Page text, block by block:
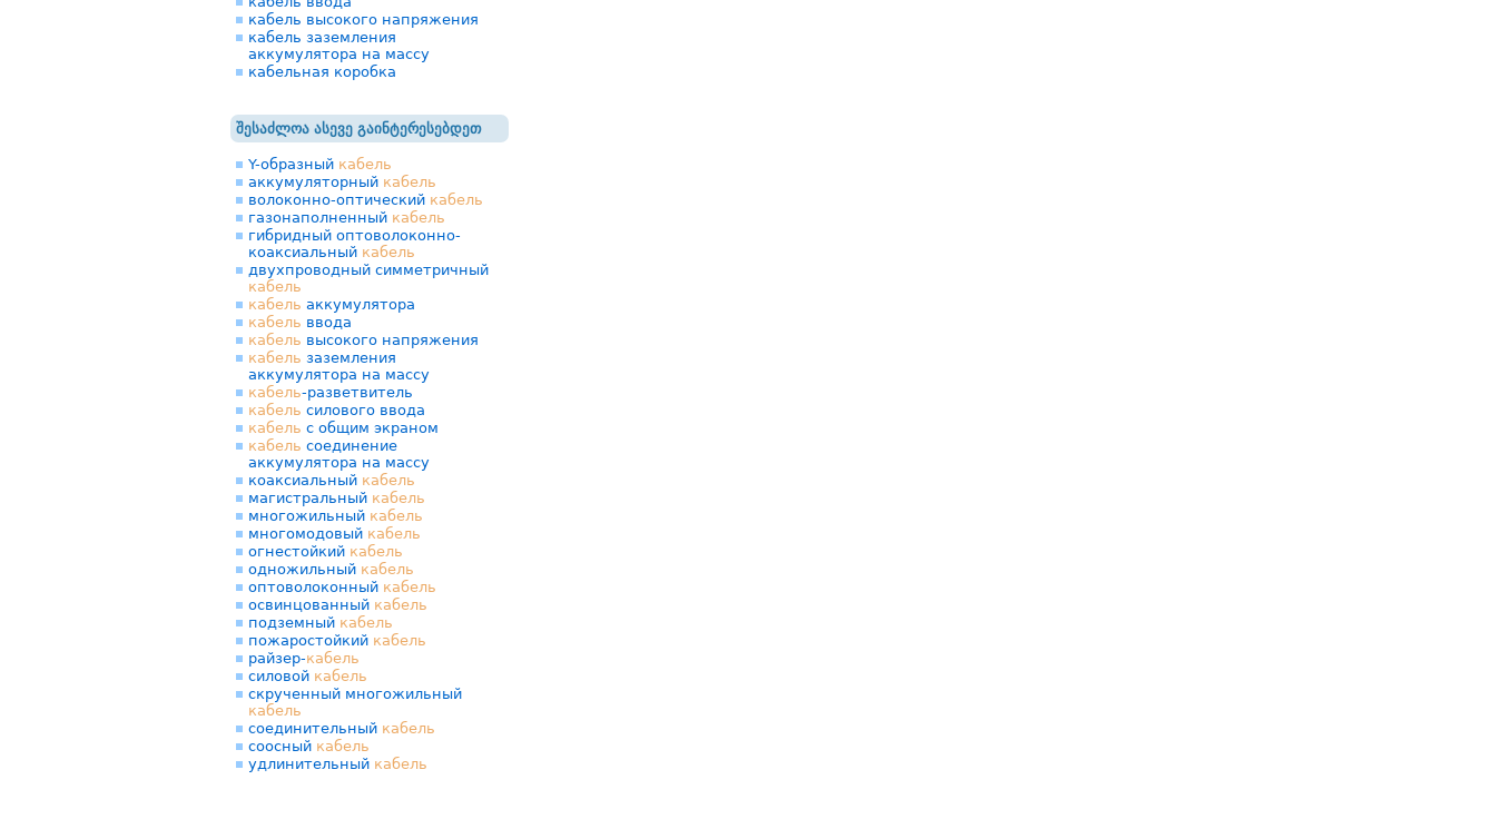
кабель высокого напряжения
кабель заземления
аккумулятора на массу
кабельная коробка
შესაძლოა ასევე გაინტერესებდეთ
Y-образный кабель
аккумуляторный кабель
волоконно-оптический кабель
газонаполненный кабель
гибридный оптоволоконно-
коаксиальный кабель
двухпроводный симметричный
кабель
кабель аккумулятора
кабель ввода
кабель высокого напряжения
кабель заземления
аккумулятора на массу
кабель-разветвитель
кабель силового ввода
кабель с общим экраном
кабель соединение
аккумулятора на массу
коаксиальный кабель
магистральный кабель
многожильный кабель
многомодовый кабель
огнестойкий кабель
одножильный кабель
оптоволоконный кабель
освинцованный кабель
подземный кабель
пожаростойкий кабель
райзер-кабель
силовой кабель
скрученный многожильный
кабель
соединительный кабель
соосный кабель
удлинительный кабель